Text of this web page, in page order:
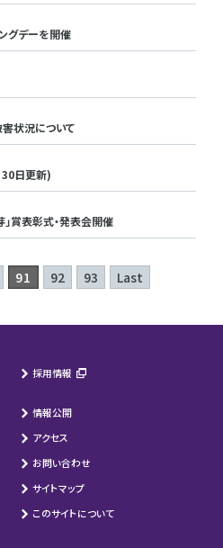
グデーを開催
状況について
日更新)
賞表彰式・発表会開催
91 92 93 Last
採用情報
情報公開
アクセス
お問い合わせ
サイトマップ
このサイトについて